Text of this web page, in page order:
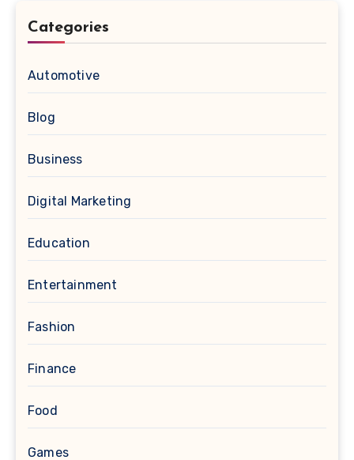
Categories
Automotive
Blog
Business
Digital Marketing
Education
Entertainment
Fashion
Finance
Food
Games